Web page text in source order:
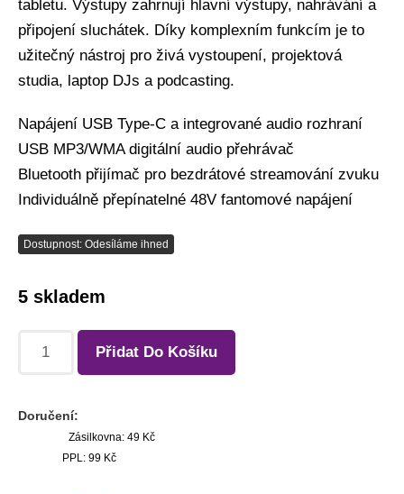
tabletu. Výstupy zahrnují hlavní výstupy, nahrávání a
připojení sluchátek. Díky komplexním funkcím je to
užitečný nástroj pro živá vystoupení, projektová
studia, laptop DJs a podcasting.
Napájení USB Type-C a integrované audio rozhraní
USB MP3/WMA digitální audio přehrávač
Bluetooth přijímač pro bezdrátové streamování zvuku
Individuálně přepínatelné 48V fantomové napájení
Dostupnost: Odesíláme ihned
5 skladem
Přidat Do Košíku
Doručení:
Zásilkovna: 49 Kč
PPL: 99 Kč